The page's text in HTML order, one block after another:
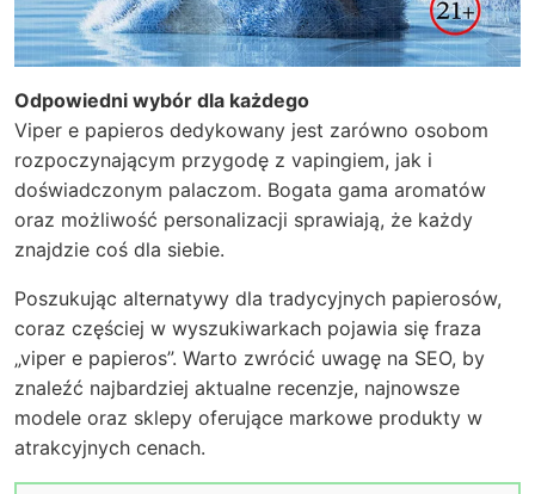
Odpowiedni wybór dla każdego
Viper e papieros dedykowany jest zarówno osobom
rozpoczynającym przygodę z vapingiem, jak i
doświadczonym palaczom. Bogata gama aromatów
oraz możliwość personalizacji sprawiają, że każdy
znajdzie coś dla siebie.
Poszukując alternatywy dla tradycyjnych papierosów,
coraz częściej w wyszukiwarkach pojawia się fraza
„viper e papieros”. Warto zwrócić uwagę na SEO, by
znaleźć najbardziej aktualne recenzje, najnowsze
modele oraz sklepy oferujące markowe produkty w
atrakcyjnych cenach.